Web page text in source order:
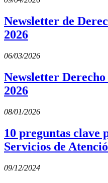
Newsletter de
2026
06/03/2026
Newsletter
2026
08/01/2026
10 preguntas clave
Servicios de
09/12/2024